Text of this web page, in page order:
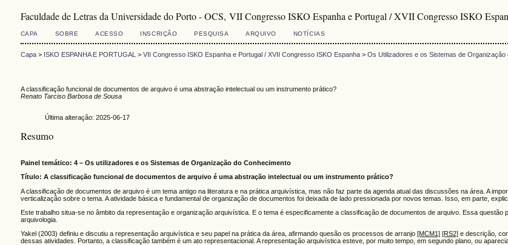
Faculdade de Letras da Universidade do Porto - OCS, VII Congresso ISKO Espanha e Portugal / XVII Congresso ISKO
CAPA SOBRE ACESSO INSCRIÇÃO PESQUISA ARQUIVO NOTÍCIAS
Capa> ISKO ESPANHA E PORTUGAL > VII Congresso ISKO Espanha e Portugal / XVII Congresso ISKO Espanha> Os Utilizadores e os Sistemas de Organização
A classificação funcional de documentos de arquivo é uma abstração intelectual ou um instrumento prático?
Renato Tarciso Barbosa de Sousa
Última alteração: 2025-06-17
Resumo
Painel temático: 4 – Os utilizadores e os Sistemas de Organização do Conhecimento
Título: A classificação funcional de documentos de arquivo é uma abstração intelectual ou um instrumento prático?
A classificação de documentos de arquivo é um tema antigo na literatura e na prática arquivística, mas não faz parte da agenda atual das discussões na área. A
verticalização sobre o tema. A atividade básica e fundamental de organização de documentos foi deixada de lado pressionada por novos temas. Isso, em parte,
Este trabalho situa-se no âmbito da representação e organização arquivística. E o tema é especificamente a classificação de documentos de arquivo. Essa
arquivologia.
Yakel (2003) definiu e discutiu a representação arquivística e seu papel na prática da área, afirmando quesão os processos de arranjo [MCM1] [RS2]e descrição,
dessas atividades. Portanto, a classificação também é um ato representacional. A representação arquivística esteve, por muito tempo, em segundo plano, ou